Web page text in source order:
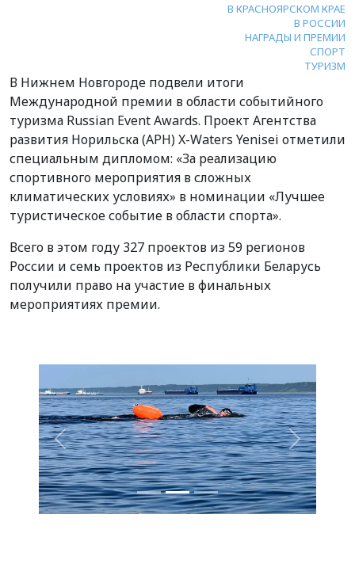
В КРАСНОЯРСКОМ КРАЕ
В РОССИИ
НАГРАДЫ И ПРЕМИИ
СПОРТ
ТУРИЗМ
В Нижнем Новгороде подвели итоги
Международной премии в области событийного
туризма Russian Event Awards. Проект Агентства
развития Норильска (АРН) X-Waters Yenisei отметили
специальным дипломом: «За реализацию
спортивного мероприятия в сложных
климатических условиях» в номинации «Лучшее
туристическое событие в области спорта».
Всего в этом году 327 проектов из 59 регионов
России и семь проектов из Республики Беларусь
получили право на участие в финальных
мероприятиях премии.
Назад Вперед